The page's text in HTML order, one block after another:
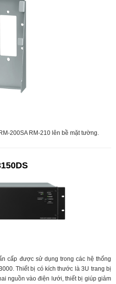
200SA RM-210 lên bề mặt tường.
cấp được sử dụng trong các hệ thống
Thiết bị có kích thước là 3U trang bị
nguồn vào điện lưới, thiết bị giúp giảm